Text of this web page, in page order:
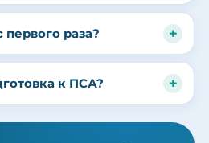
раза?
к ПСА?